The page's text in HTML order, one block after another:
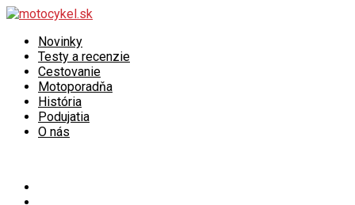
Novinky
Testy a recenzie
Cestovanie
Motoporadňa
História
Podujatia
O nás